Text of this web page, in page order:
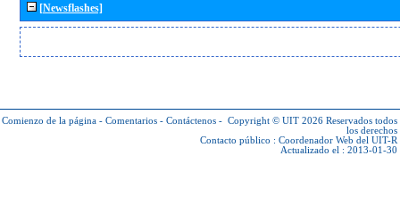
[Newsflashes]
Comienzo de la página - Comentarios - Contáctenos - Copyright © UIT 2026 Reservados todos
los derechos
Contacto público : Coordenador Web del UIT-R
Actualizado el : 2013-01-30